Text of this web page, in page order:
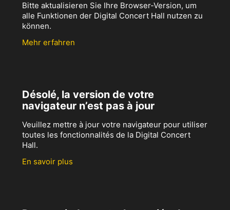
Bitte aktualisieren Sie Ihre Browser-Version, um
alle Funktionen der Digital Concert Hall nutzen zu
können.
Mehr erfahren
Désolé, la version de votre
navigateur n’est pas à jour
Veuillez mettre à jour votre navigateur pour utiliser
toutes les fonctionnalités de la Digital Concert
Hall.
En savoir plus